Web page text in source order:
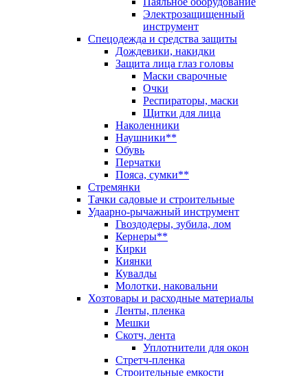
Электрозащищенный
инструмент
Спецодежда и средства защиты
Дождевики, накидки
Защита лица глаз головы
Маски сварочные
Очки
Респираторы, маски
Щитки для лица
Наколенники
Наушники**
Обувь
Перчатки
Пояса, сумки**
Стремянки
Тачки садовые и строительные
Удаарно-рычажный инструмент
Гвоздодеры, зубила, лом
Кернеры**
Кирки
Киянки
Кувалды
Молотки, наковальни
Хозтовары и расходные материалы
Ленты, пленка
Мешки
Скотч, лента
Уплотнители для окон
Стретч-пленка
Строительные емкости